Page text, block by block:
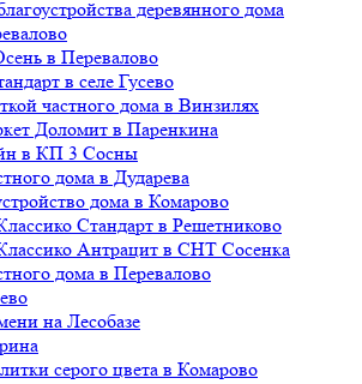
деревянного дома
в Перевалово
в селе Гусево
частного дома в Винзилях
Доломит в Паренкина
в КП 3 Сосны
дома в Дударева
дома в Комарово
Стандарт в Решетниково
Антрацит в СНТ Сосенка
дома в Перевалово
на Лесобазе
серого цвета в Комарово